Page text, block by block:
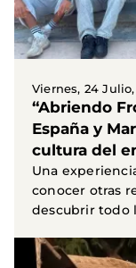
Viernes, 24 Julio,
“Abriendo
España y
cultura del
Una
conocer otras
descubrir todo